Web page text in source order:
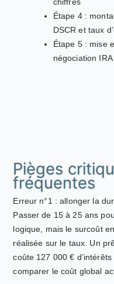
chiffrés
Étape 4 :
DSCR et taux
Étape 5 : mise
négociation IRA
Pièges
fréquentes
Erreur n°1 : allonger la
Passer de 15 à 25 ans
logique, mais le surcoût
réalisée sur le taux. Un
coûte 127 000 €
comparer le coût global